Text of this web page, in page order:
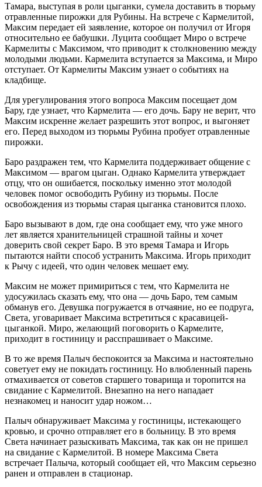
Тамара, выступая в роли цыганки, сумела доставить в тюрьму
отравленные пирожки для Рубины. На встрече с Кармелитой,
Максим передает ей заявление, которое он получил от Игоря
относительно ее бабушки. Луцита сообщает Миро о встрече
Кармелиты с Максимом, что приводит к столкновению между
молодыми людьми. Кармелита вступается за Максима, и Миро
отступает. От Кармелиты Максим узнает о событиях на
кладбище.
Для урегулирования этого вопроса Максим посещает дом
Бару, где узнает, что Кармелита — его дочь. Бару не верит, что
Максим искренне желает разрешить этот вопрос, и выгоняет
его. Перед выходом из тюрьмы Рубина пробует отравленные
пирожки.
Баро раздражен тем, что Кармелита поддерживает общение с
Максимом — врагом цыган. Однако Кармелита утверждает
отцу, что он ошибается, поскольку именно этот молодой
человек помог освободить Рубину из тюрьмы. После
освобождения из тюрьмы старая цыганка становится плохо.
Баро вызывают в дом, где она сообщает ему, что уже много
лет является хранительницей страшной тайны и хочет
доверить свой секрет Баро. В это время Тамара и Игорь
пытаются найти способ устранить Максима. Игорь приходит
к Рычу с идеей, что один человек мешает ему.
Максим не может примириться с тем, что Кармелита не
удосужилась сказать ему, что она — дочь Баро, тем самым
обманув его. Девушка погружается в отчаяние, но ее подруга,
Света, уговаривает Максима встретиться с красавицей-
цыганкой. Миро, желающий поговорить о Кармелите,
приходит в гостиницу и расспрашивает о Максиме.
В то же время Палыч беспокоится за Максима и настоятельно
советует ему не покидать гостиницу. Но влюбленный парень
отмахивается от советов старшего товарища и торопится на
свидание с Кармелитой. Внезапно на него нападает
незнакомец и наносит удар ножом…
Палыч обнаруживает Максима у гостиницы, истекающего
кровью, и срочно отправляет его в больницу. В это время
Света начинает разыскивать Максима, так как он не пришел
на свидание с Кармелитой. В номере Максима Света
встречает Палыча, который сообщает ей, что Максим серьезно
ранен и отправлен в стационар.